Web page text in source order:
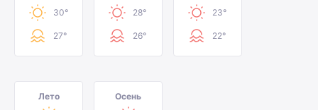
30°
27°
28°
26°
23°
22°
Лето Осень